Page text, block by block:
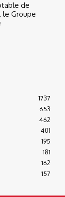
de
le Groupe
1737
653
462
401
195
181
162
157